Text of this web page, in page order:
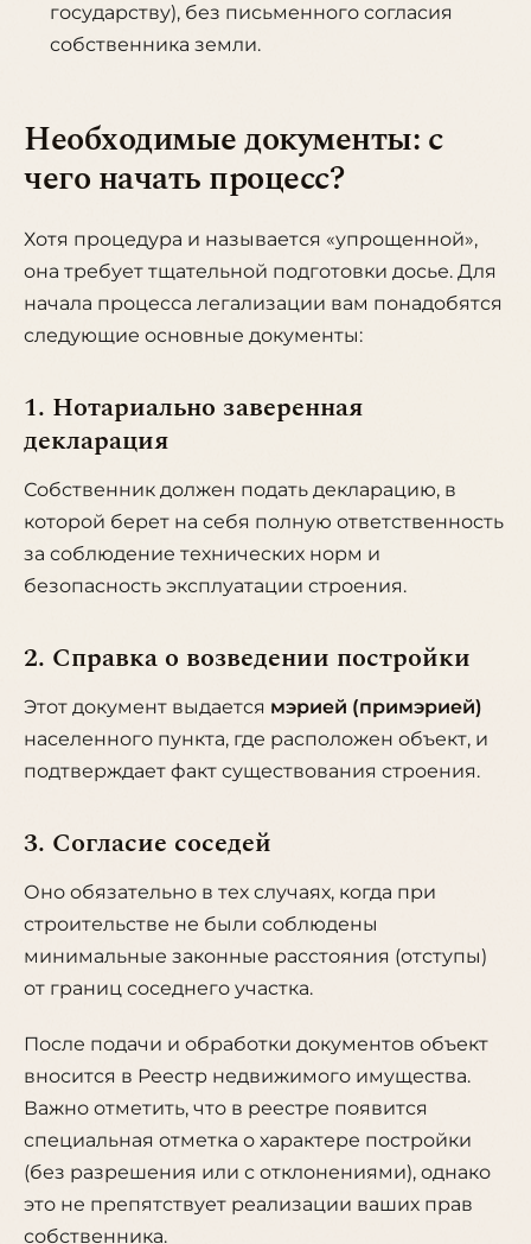
государству), без письменного согласия
собственника земли.
Необходимые документы: с
чего начать процесс?
Хотя процедура и называется «упрощенной»,
она требует тщательной подготовки досье. Для
начала процесса легализации вам понадобятся
следующие основные документы:
1. Нотариально заверенная
декларация
Собственник должен подать декларацию, в
которой берет на себя полную ответственность
за соблюдение технических норм и
безопасность эксплуатации строения.
2. Справка о возведении постройки
Этот документ выдается мэрией (примэрией)
населенного пункта, где расположен объект, и
подтверждает факт существования строения.
3. Согласие соседей
Оно обязательно в тех случаях, когда при
строительстве не были соблюдены
минимальные законные расстояния (отступы)
от границ соседнего участка.
После подачи и обработки документов объект
вносится в Реестр недвижимого имущества.
Важно отметить, что в реестре появится
специальная отметка о характере постройки
(без разрешения или с отклонениями), однако
это не препятствует реализации ваших прав
собственника.